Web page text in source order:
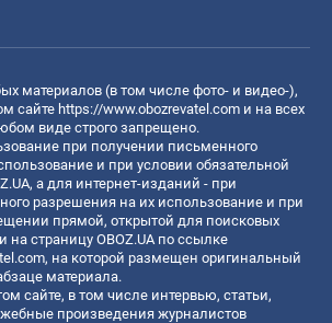
материалов (в том числе фото- и видео-),
сайте https://www.obozrevatel.com и на всех
виде строго запрещено.
при получении письменного
и при условии обязательной
а для интернет-изданий - при
разрешения на их использование и при
прямой, открытой для поисковых
на страницу OBOZ.UA по ссылке
, на которой размещен оригинальный
материала.
сайте, в том числе интервью, статьи,
произведения журналистов